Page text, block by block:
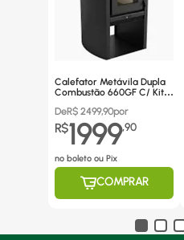
Calefator Metávila Dupla
Combustão 660GF C/ Kit
DeR$ 2499,90por
R$1999,90
no boleto ou Pix
COMPRAR